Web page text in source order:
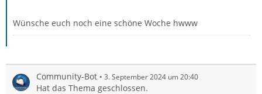
Wünsche euch noch eine schöne Woche hwww
Community-Bot 3. September 2024 um 20:40
Hat das Thema geschlossen.